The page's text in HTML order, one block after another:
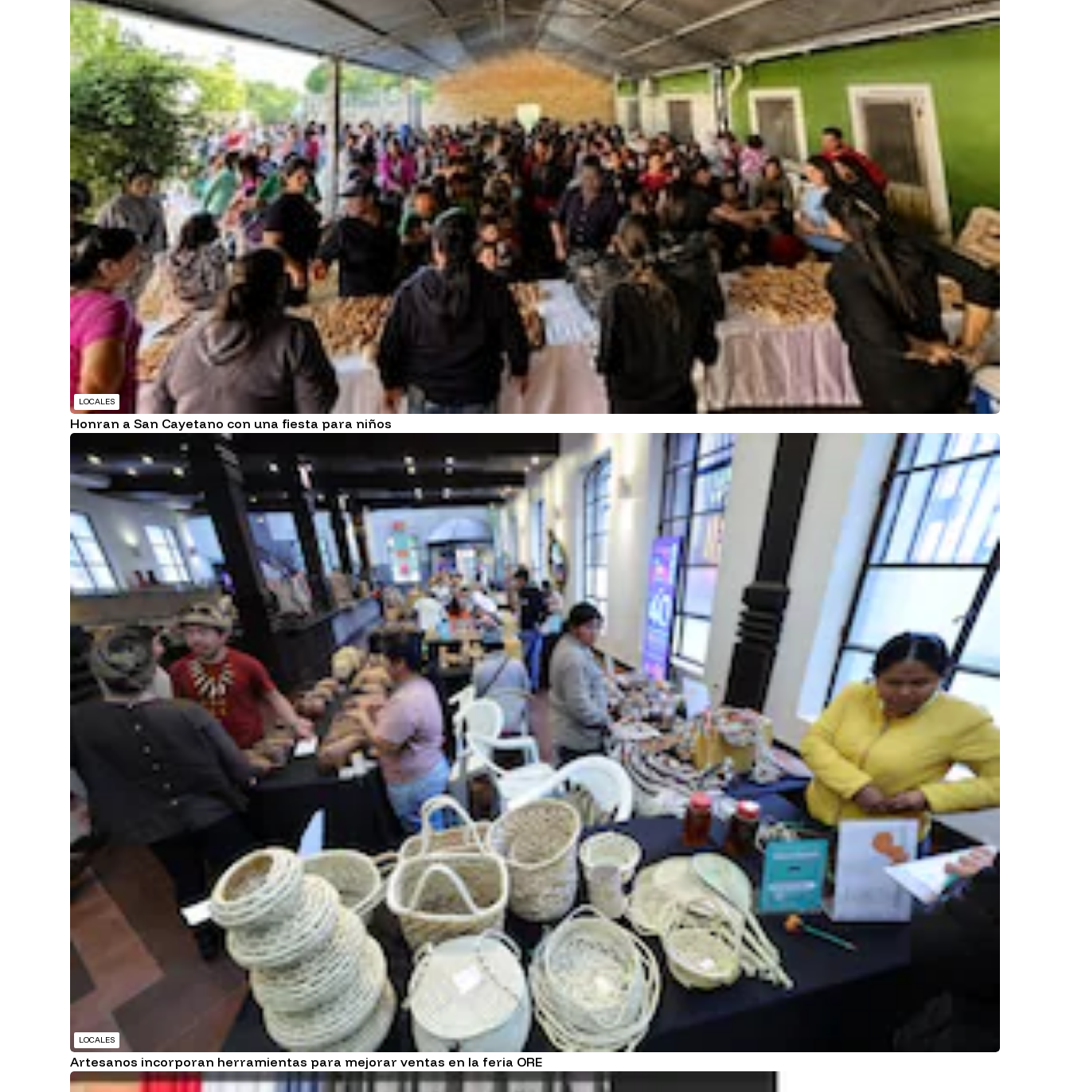
LOCALES
Honran a San Cayetano con una fiesta para niños
LOCALES
Artesanos incorporan herramientas para mejorar ventas en la feria ORE